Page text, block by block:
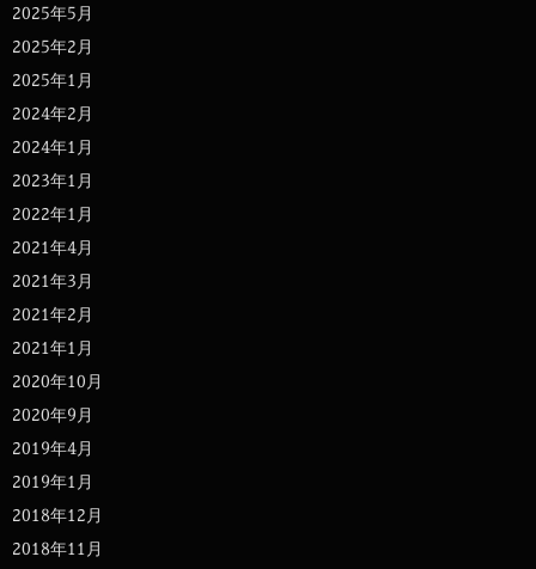
2025年5月
2025年2月
2025年1月
2024年2月
2024年1月
2023年1月
2022年1月
2021年4月
2021年3月
2021年2月
2021年1月
2020年10月
2020年9月
2019年4月
2019年1月
2018年12月
2018年11月